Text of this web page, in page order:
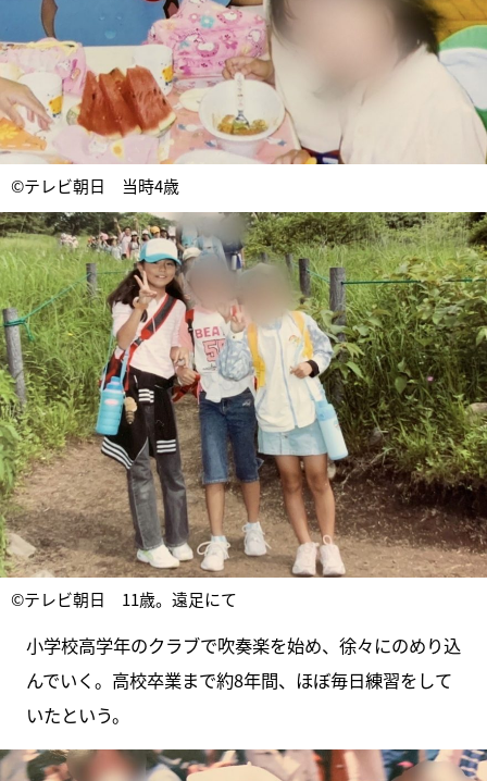
©テレビ朝日 当時4歳
©テレビ朝日 11歳。遠足にて
小学校高学年のクラブで吹奏楽を始め、徐々にのめり込
んでいく。高校卒業まで約8年間、ほぼ毎日練習をして
いたという。